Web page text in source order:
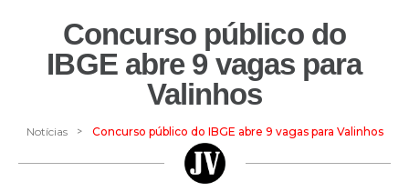
Concurso público do
IBGE abre 9 vagas para
Valinhos
Notícias > Concurso público do IBGE abre 9 vagas para Valinhos